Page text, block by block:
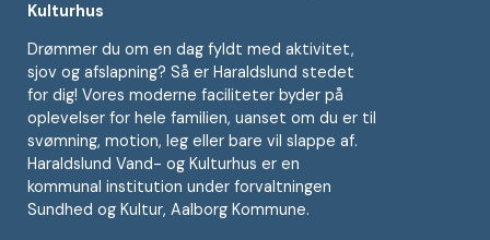
Kulturhus
Drømmer du om en dag fyldt med aktivitet,
sjov og afslapning? Så er Haraldslund stedet
for dig! Vores moderne faciliteter byder på
oplevelser for hele familien, uanset om du er til
svømning, motion, leg eller bare vil slappe af.
Haraldslund Vand- og Kulturhus er en
kommunal institution under forvaltningen
Sundhed og Kultur, Aalborg Kommune.